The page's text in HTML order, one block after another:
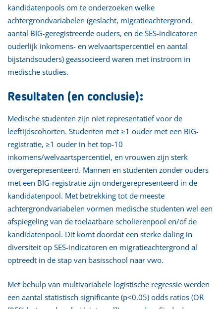
kandidatenpools om te onderzoeken welke
achtergrondvariabelen (geslacht, migratieachtergrond,
aantal BIG-geregistreerde ouders, en de SES-indicatoren
ouderlijk inkomens- en welvaartspercentiel en aantal
bijstandsouders) geassocieerd waren met instroom in
medische studies.
Resultaten (en conclusie):
Medische studenten zijn niet representatief voor de
leeftijdscohorten. Studenten met ≥1 ouder met een BIG-
registratie, ≥1 ouder in het top-10
inkomens/welvaartspercentiel, en vrouwen zijn sterk
overgerepresenteerd. Mannen en studenten zonder ouders
met een BIG-registratie zijn ondergerepresenteerd in de
kandidatenpool. Met betrekking tot de meeste
achtergrondvariabelen vormen medische studenten wel een
afspiegeling van de toelaatbare scholierenpool en/of de
kandidatenpool. Dit komt doordat een sterke daling in
diversiteit op SES-indicatoren en migratieachtergrond al
optreedt in de stap van basisschool naar vwo.
Met behulp van multivariabele logistische regressie werden
een aantal statistisch significante (p<0.05) odds ratios (OR